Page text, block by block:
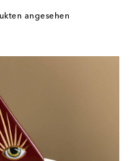
angesehen